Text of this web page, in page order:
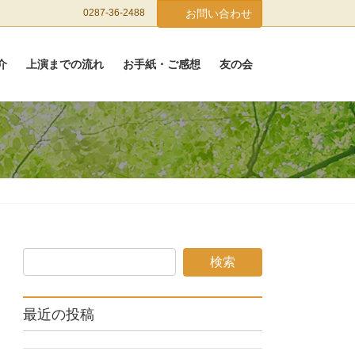
0287-36-2488 お問い合わせ
上演までの流れ お手紙・ご感想 友の会
最近の投稿